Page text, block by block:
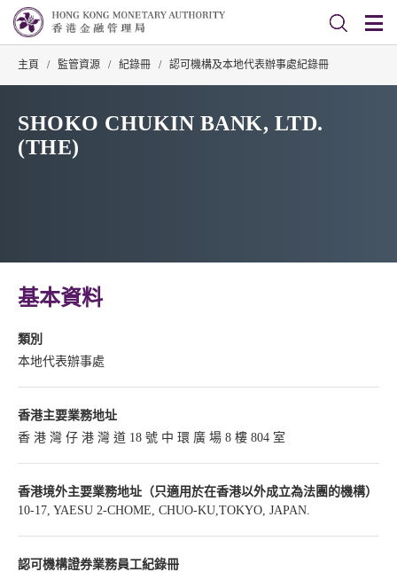
主頁 / 監管資源 / 紀錄冊 / 認可機構及本地代表辦事處紀錄冊
SHOKO CHUKIN BANK, LTD.
(THE)
基本資料
類別
本地代表辦事處
香港主要業務地址
香 港 灣 仔 港 灣 道 18 號 中 環 廣 場 8 樓 804 室
香港境外主要業務地址（只適用於在香港以外成立為法團的機構）
10-17, YAESU 2-CHOME, CHUO-KU,TOKYO, JAPAN.
認可機構證券業務員工紀錄冊